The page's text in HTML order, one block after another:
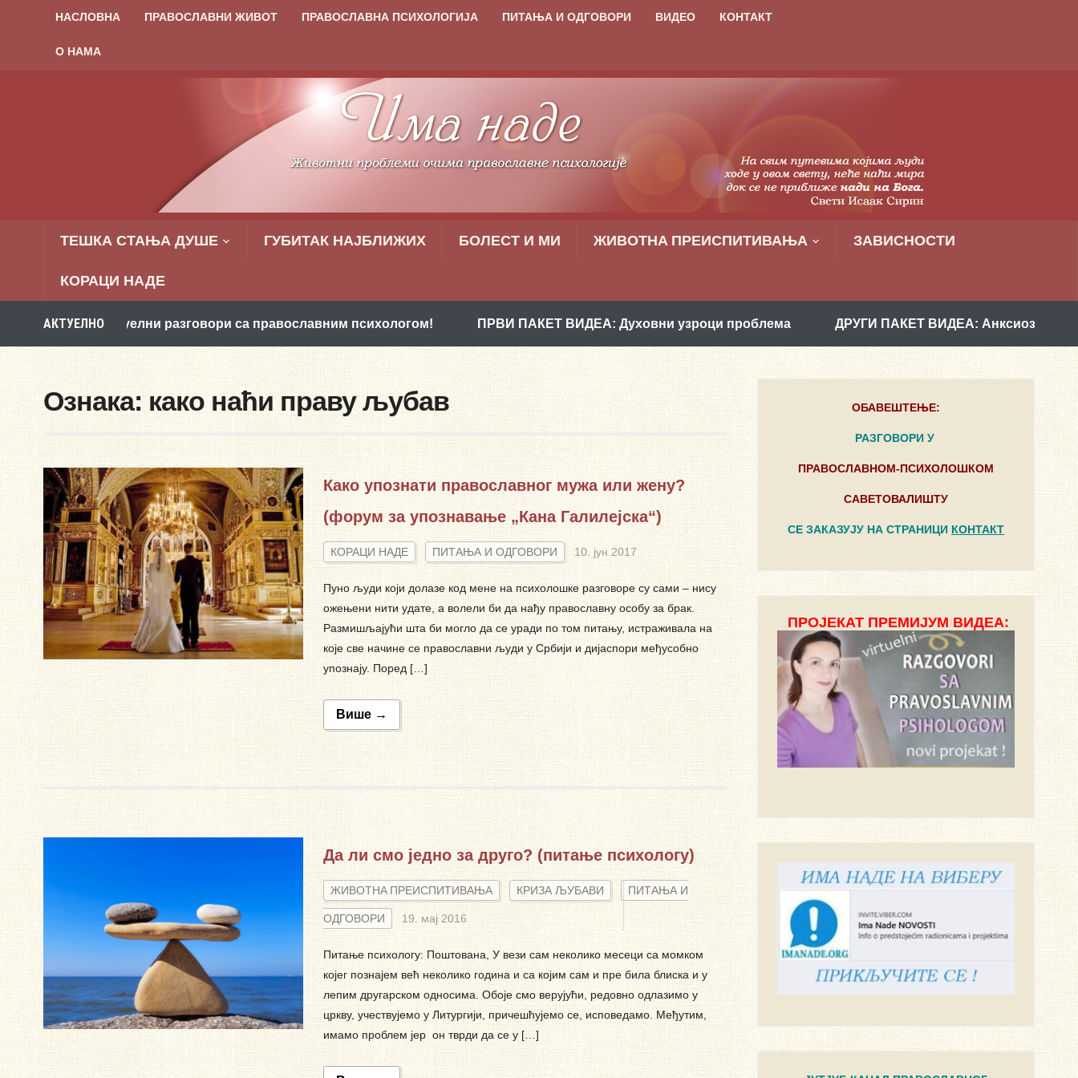
НАСЛОВНА ПРАВОСЛАВНИ ЖИВОТ ПРАВОСЛАВНА ПСИХОЛОГИЈА ПИТАЊА И ОДГОВОРИ ВИДЕО КОНТАКТ
О НАМА
ТЕШКА СТАЊА ДУШЕ ГУБИТАК НАЈБЛИЖИХ БОЛЕСТ И МИ ЖИВОТНA ПРЕИСПИТИВАЊА ЗАВИСНОСТИ
КОРАЦИ НАДЕ
АКТУЕЛНО
Виртуелни разговори са православним психологом! ПРВИ ПАКЕТ ВИДЕА: Духовни узроци проблема ДРУГИ ПАКЕТ ВИДЕА: Анксиозност и како је
Ознака: како наћи праву љубав
Како упознати православног мужа или жену?
(форум за упознавање „Кана Галилејска“)
КОРАЦИ НАДЕ ПИТАЊА И ОДГОВОРИ 10. јун 2017
Пуно људи који долазе код мене на психолошке разговоре су сами – нису
ожењени нити удате, а волели би да нађу православну особу за брак.
Размишљајући шта би могло да се уради по том питању, истраживала на
које све начине се православни људи у Србији и дијаспори међусобно
упознају. Поред […]
Више →
Да ли смо једно за друго? (питање психологу)
ЖИВОТНA ПРЕИСПИТИВАЊА КРИЗА ЉУБАВИ ПИТАЊА И
ОДГОВОРИ 19. мај 2016
Питање психологу: Поштована, У вези сам неколико месеци са момком
којег познајем већ неколико година и са којим сам и пре била блиска и у
лепим другарском односима. Обоје смо верујући, редовно одлазимо у
цркву, учествујемо у Литургији, причешћујемо се, исповедамо. Међутим,
имамо проблем јер он тврди да се у […]
ОБАВЕШТЕЊЕ:
РАЗГОВОРИ У
ПРАВОСЛАВНОМ-ПСИХОЛОШКОМ
САВЕТОВАЛИШТУ
СЕ ЗАКАЗУЈУ НА СТРАНИЦИ КОНТАКТ
ПРОЈЕКАТ ПРЕМИЈУМ ВИДЕА: